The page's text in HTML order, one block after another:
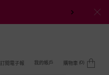
訂閱電子報 我的帳戶 購物車 0
0 product in cart